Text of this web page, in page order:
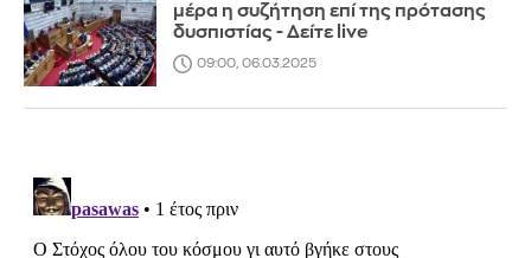
μέρα η συζήτηση επί της πρότασης
δυσπιστίας - Δείτε live
09:00, 06.03.2025